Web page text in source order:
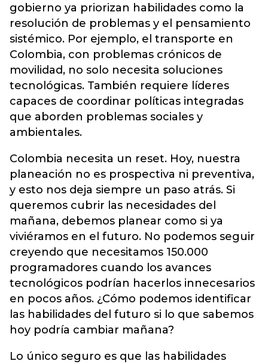
gobierno ya priorizan habilidades como la
resolución de problemas y el pensamiento
sistémico. Por ejemplo, el transporte en
Colombia, con problemas crónicos de
movilidad, no solo necesita soluciones
tecnológicas. También requiere líderes
capaces de coordinar políticas integradas
que aborden problemas sociales y
ambientales.
Colombia necesita un reset. Hoy, nuestra
planeación no es prospectiva ni preventiva,
y esto nos deja siempre un paso atrás. Si
queremos cubrir las necesidades del
mañana, debemos planear como si ya
viviéramos en el futuro. No podemos seguir
creyendo que necesitamos 150.000
programadores cuando los avances
tecnológicos podrían hacerlos innecesarios
en pocos años. ¿Cómo podemos identificar
las habilidades del futuro si lo que sabemos
hoy podría cambiar mañana?
Lo único seguro es que las habilidades